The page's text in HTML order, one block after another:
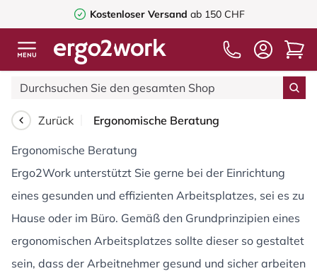
Kostenloser Versand ab 150 CHF
Zurück Ergonomische Beratung
Ergonomische Beratung
Ergo2Work unterstützt Sie gerne bei der Einrichtung
eines gesunden und effizienten Arbeitsplatzes, sei es zu
Hause oder im Büro. Gemäß den Grundprinzipien eines
ergonomischen Arbeitsplatzes sollte dieser so gestaltet
sein, dass der Arbeitnehmer gesund und sicher arbeiten